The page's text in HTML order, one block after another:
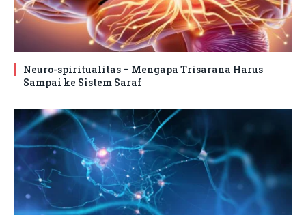
Neuro-spiritualitas – Mengapa Trisarana Harus
Sampai ke Sistem Saraf